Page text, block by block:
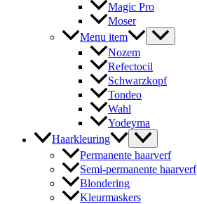
Magic Pro
Moser
Menu item
Nozem
Refectocil
Schwarzkopf
Tondeo
Wahl
Yodeyma
Haarkleuring
Permanente haarverf
Semi-permanente haarverf
Blondering
Kleurmaskers